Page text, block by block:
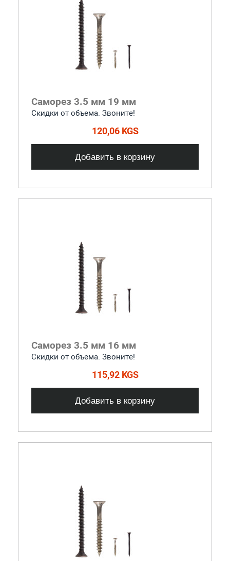
Саморез 3.5 мм 19 мм
Скидки от объема. Звоните!
120,06 KGS
Добавить в корзину
Саморез 3.5 мм 16 мм
Скидки от объема. Звоните!
115,92 KGS
Добавить в корзину